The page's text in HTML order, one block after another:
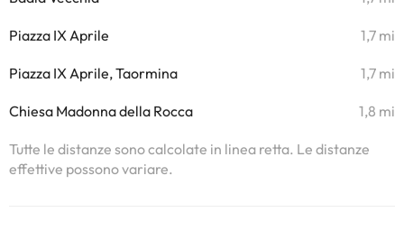
Piazza IX Aprile 1,7 mi
Piazza IX Aprile, Taormina 1,7 mi
Chiesa Madonna della Rocca 1,8 mi
Tutte le distanze sono calcolate in linea retta. Le distanze
effettive possono variare.